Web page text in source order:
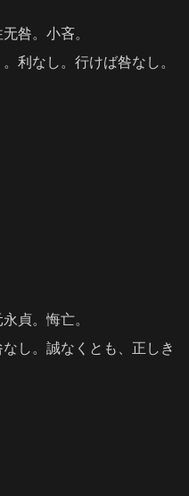
咎。小吝。
利なし。行けば咎なし。
貞。悔亡。
し。誠なくとも、正しき